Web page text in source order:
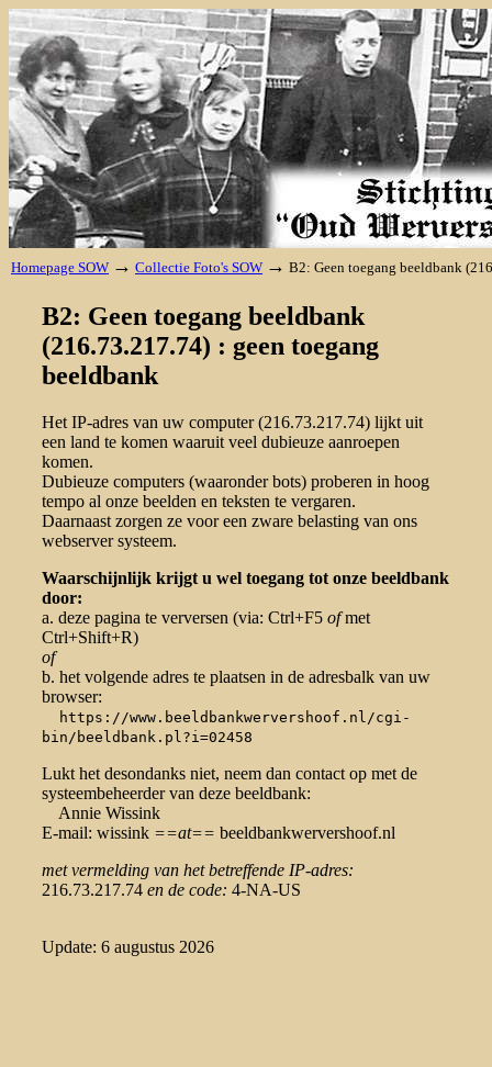
Homepage SOW → Collectie Foto's SOW → B2: Geen toegang beeldbank
B2: Geen toegang beeldbank
(216.73.217.74) : geen toegang
beeldbank
Het IP-adres van uw computer (216.73.217.74) lijkt uit
een land te komen waaruit veel dubieuze aanroepen
komen.
Dubieuze computers (waaronder bots) proberen in hoog
tempo al onze beelden en teksten te vergaren.
Daarnaast zorgen ze voor een zware belasting van ons
webserver systeem.
Waarschijnlijk krijgt u wel toegang tot onze beeldbank
door:
a. deze pagina te verversen (via: Ctrl+F5 ofmet
Ctrl+Shift+R)
of
b. het volgende adres te plaatsen in de adresbalk van uw
browser:
https://www.beeldbankwervershoof.nl/cgi-
bin/beeldbank.pl?i=02458
Lukt het desondanks niet, neem dan contact op met de
systeembeheerder van deze beeldbank:
Annie Wissink
E-mail: wissink ==at== beeldbankwervershoof.nl
met vermelding van het betreffende IP-adres:
216.73.217.74 en de code: 4-NA-US
Update: 6 augustus 2026